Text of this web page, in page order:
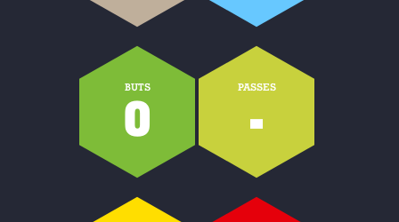
BUTS
0
PASSES
-